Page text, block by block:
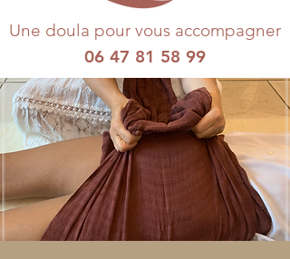
Une doula pour vous accompagner
06 47 81 58 99